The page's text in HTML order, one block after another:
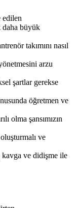
edilen
daha büyük
takımını nasıl
arzu
şartlar gerekse
öğretmen ve
olma şansımızın
ve
ve didişme ile